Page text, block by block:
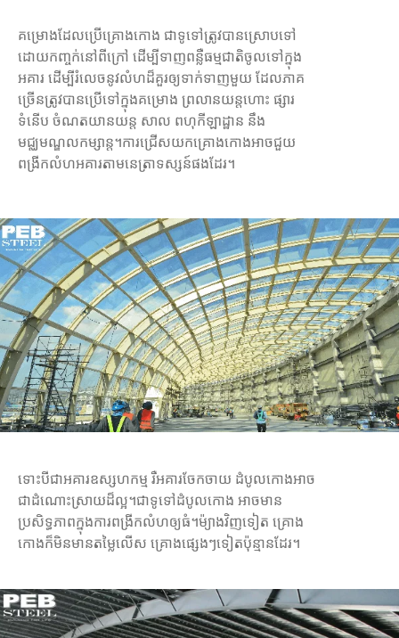
គម្រោងដែលប្រើគ្រោងកោង ជាទូទៅត្រូវបានស្រោបទៅ
ដោយកញ្ចក់នៅពីក្រៅ ដើម្បីទាញពន្លឺធម្មជាតិចូលទៅក្នុង
អគារ ដើម្បីរំលេចនូវលំហដ៏គួរឲ្យទាក់ទាញមួយ ដែលភាគ
ច្រើនត្រូវបានប្រើទៅក្នុងគម្រោង ព្រលានយន្តហោះ ផ្សារ
ទំនើប ចំណតយានយន្ត សាល ពហុកីឡាដ្ឋាន នឹង
មជ្ឈមណ្ឌលកម្សាន្ត។ការជ្រើសយកគ្រោងកោងអាចជួយ
ពង្រីកលំហអគារតាមនេត្រាទស្សន៍ផងដែរ។
ទោះបីជាអគារឧស្សហកម្ម រឺអគារចែកចាយ ដំបូលកោងអាច
ជាដំណោះស្រាយដ៏ល្អ។ជាទូទៅដំបូលកោង អាចមាន
ប្រសិទ្ធភាពក្នុងការពង្រីកលំហឲ្យធំ។ម៉្យាងវិញទៀត គ្រោង
កោងក៏មិនមានតម្លៃលើស គ្រោងផ្សេងៗទៀតប៉ុន្មានដែរ។